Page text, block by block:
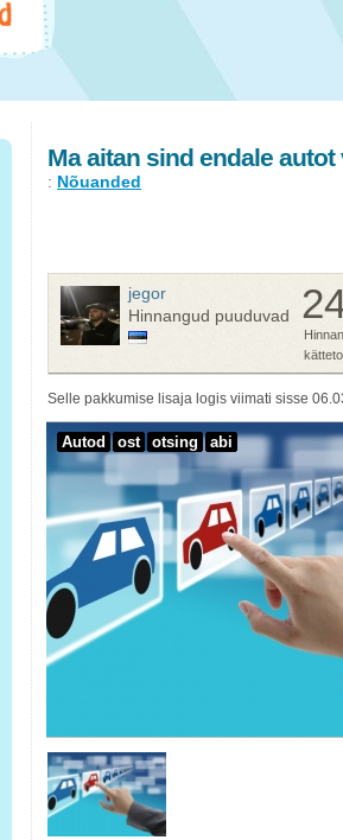
Ma aitan sind endale autot
: Nõuanded
jegor
Hinnangud puuduvad
Selle pakkumise lisaja logis viimati sisse
Autod ost otsing abi